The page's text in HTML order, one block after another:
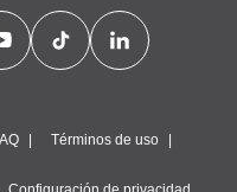
Términos de uso